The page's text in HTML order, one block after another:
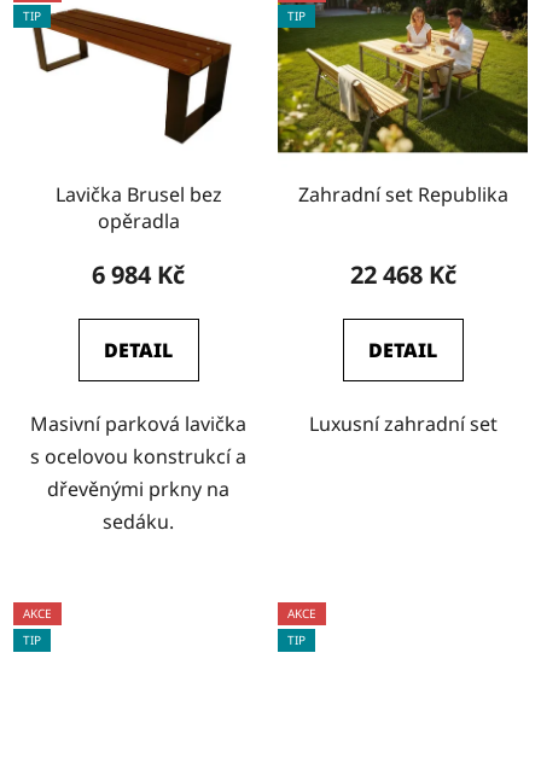
TIP
Lavička Brusel bez
opěradla
6 984 Kč
DETAIL
Masivní parková lavička
s ocelovou konstrukcí a
dřevěnými prkny na
sedáku.
TIP
Zahradní set Republika
22 468 Kč
DETAIL
Luxusní zahradní set
AKCE
TIP
AKCE
TIP